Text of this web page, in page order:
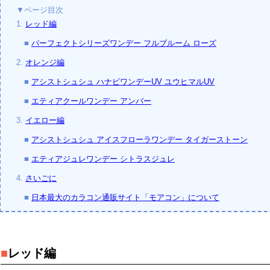
▼ページ目次
1.
レッド編
■ パーフェクトシリーズワンデー フルブルーム ローズ
2. オレンジ編
■ アシストシュシュ ハナビワンデーUV ユウヒマルUV
■ エティアクールワンデー アンバー
3. イエロー編
■ アシストシュシュ アイスフローラワンデー タイガーストーン
■ エティアジュレワンデー シトラスジュレ
4. さいごに
■ 日本最大のカラコン通販サイト「モアコン」について
■レッド編